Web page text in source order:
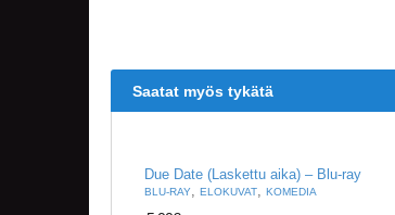
Saatat myös tykätä
Due Date (Laskettu aika) – Blu-ray
BLU-RAY, ELOKUVAT, KOMEDIA